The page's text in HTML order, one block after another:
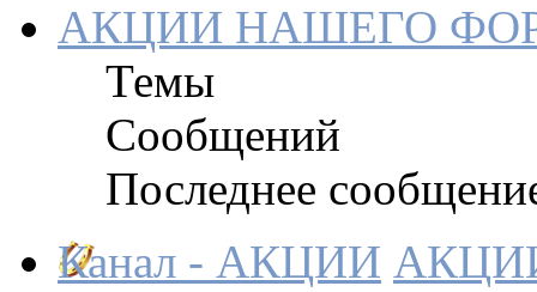
АКЦИИ НАШЕГО
Темы
Сообщений
Последнее
Канал - АКЦИИ